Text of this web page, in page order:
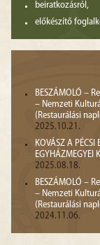
beiratkozásról,
előkészítő
BESZÁMOLÓ –
– Nemzeti
(Restaurálási
2025.10.21.
KOVÁSZ A PÉCSI
EGYHÁZMEGYEI
2025.08.18.
BESZÁMOLÓ –
– Nemzeti
(Restaurálási
2024.11.06.